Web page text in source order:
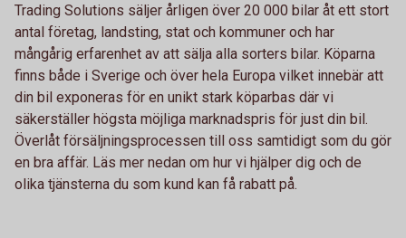
Trading Solutions säljer årligen över 20 000 bilar åt ett stort
antal företag, landsting, stat och kommuner och har
mångårig erfarenhet av att sälja alla sorters bilar. Köparna
finns både i Sverige och över hela Europa vilket innebär att
din bil exponeras för en unikt stark köparbas där vi
säkerställer högsta möjliga marknadspris för just din bil.
Överlåt försäljningsprocessen till oss samtidigt som du gör
en bra affär. Läs mer nedan om hur vi hjälper dig och de
olika tjänsterna du som kund kan få rabatt på.